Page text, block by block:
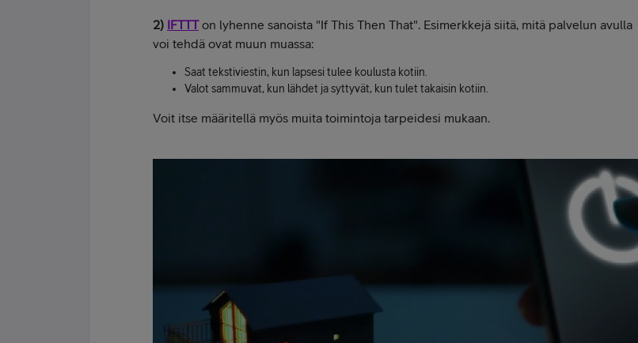
2) IFTTT on lyhenne sanoista "If This Then That". Esimerkkejä siitä, mitä palvelun avulla
voi tehdä ovat muun muassa:
Saat tekstiviestin, kun lapsesi tulee koulusta kotiin.
Valot sammuvat, kun lähdet ja syttyvät, kun tulet takaisin kotiin.
Voit itse määritellä myös muita toimintoja tarpeidesi mukaan.